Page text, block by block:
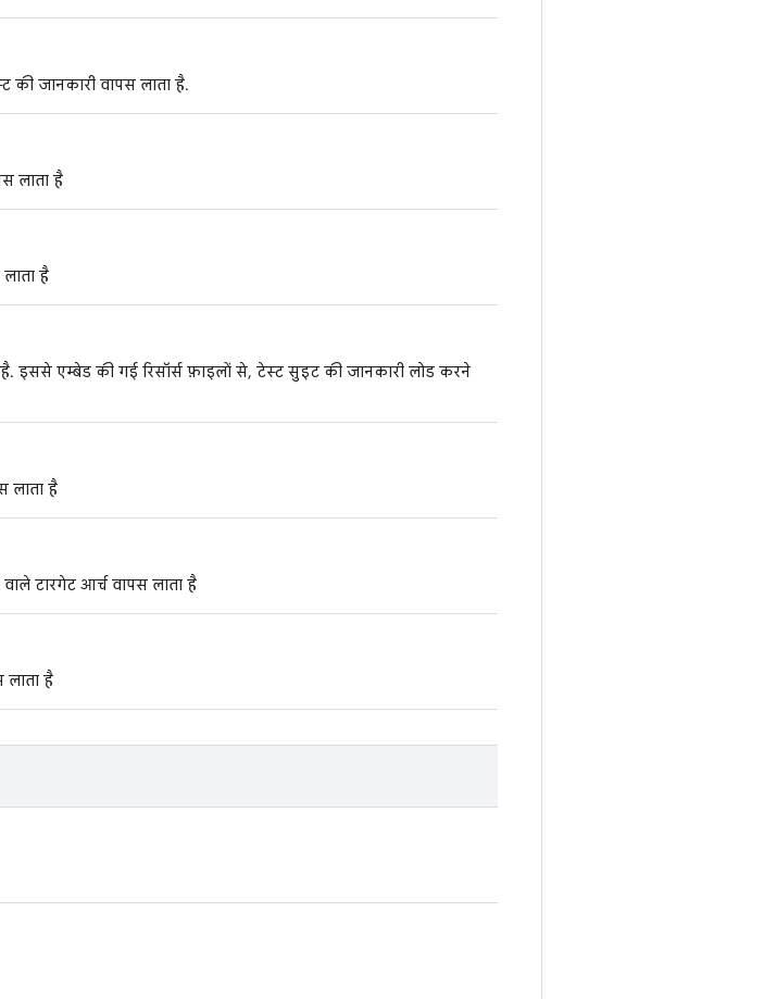
की जानकारी वापस लाता है.
लाता है
है
इससे एम्बेड की गई रिसॉर्स फ़ाइलों से, टेस्ट सुइट की जानकारी लोड करने
लाता है
टारगेट आर्च वापस लाता है
लाता है